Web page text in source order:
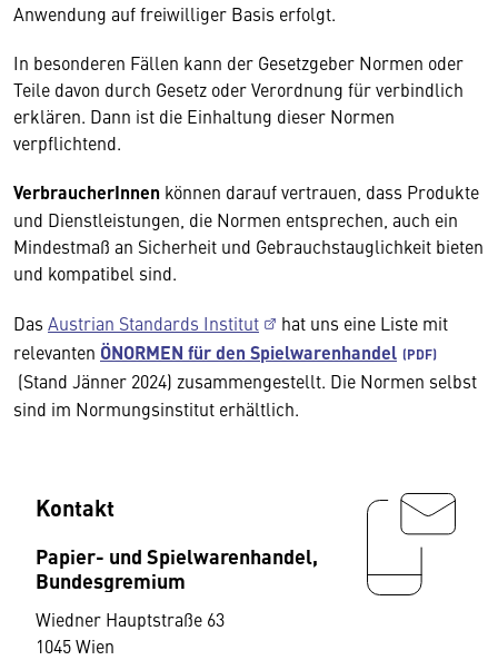
Anwendung auf freiwilliger Basis erfolgt.
In besonderen Fällen kann der Gesetzgeber Normen oder
Teile davon durch Gesetz oder Verordnung für verbindlich
erklären. Dann ist die Einhaltung dieser Normen
verpflichtend.
VerbraucherInnen können darauf vertrauen, dass Produkte
und Dienstleistungen, die Normen entsprechen, auch ein
Mindestmaß an Sicherheit und Gebrauchstauglichkeit bieten
und kompatibel sind.
Das Austrian Standards Institut
hat uns eine Liste mit
relevanten ÖNORMEN für den Spielwarenhandel
(Stand Jänner 2024) zusammengestellt. Die Normen selbst
sind im Normungsinstitut erhältlich.
Kontakt
Papier- und Spielwarenhandel,
Bundesgremium
Wiedner Hauptstraße 63
1045 Wien